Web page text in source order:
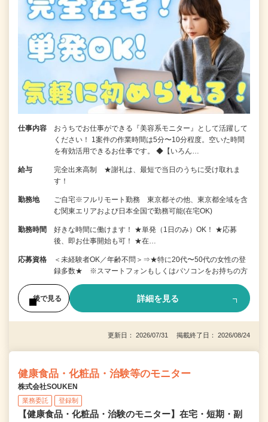
仕事内容
おうちでお仕事ができる『美容系モニター』として活躍して
ください！ 1案件の作業時間は5分〜10分程度。空いた時間
を有効活用できるお仕事です。 ◆【いろん…
給与
完全出来高制 ★謝礼は、最短で当日のうちに受け取れま
す！
勤務地
ご自宅※フルリモート勤務 東京都その他、東京都全域を含
む関東エリアおよび日本全国で勤務可能(在宅OK)
勤務時間
好きな時間に働けます！ ★単発（1日のみ）OK！ ★応募
後、即お仕事開始も可！ ★在…
応募資格
＜未経験者OK／年齢不問＞⇒★特に20代〜50代の女性の登
録多数★ ※スマートフォンもしくはパソコンをお持ちの方
後で見る 詳細を見る
更新日： 2026/07/31 掲載終了日： 2026/08/24
健康食品・化粧品・治験等のモニター
株式会社SOUKEN
業務委託 登録制
【健康食品・化粧品・治験のモニター】在宅・短期・副